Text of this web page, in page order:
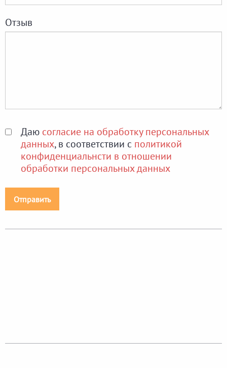
Отзыв
Даю согласие на обработку персональных
данных, в соответствии с политикой
конфиденциальнсти в отношении
обработки персональных данных